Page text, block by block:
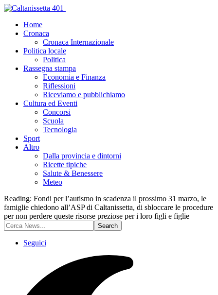
Home
Cronaca
Cronaca Internazionale
Politica locale
Politica
Rassegna stampa
Economia e Finanza
Riflessioni
Riceviamo e pubblichiamo
Cultura ed Eventi
Concorsi
Scuola
Tecnologia
Sport
Altro
Dalla provincia e dintorni
Ricette tipiche
Salute & Benessere
Meteo
Reading: Fondi per l’autismo in scadenza il prossimo 31 marzo, le
famiglie chiedono all’ASP di Caltanissetta, di sbloccare le procedure
per non perdere queste risorse preziose per i loro figli e figlie
Seguici